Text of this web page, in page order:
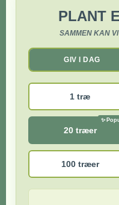
PLANT
SAMMEN KAN
GIV I DAG
1 træ
20 træer
100 træer